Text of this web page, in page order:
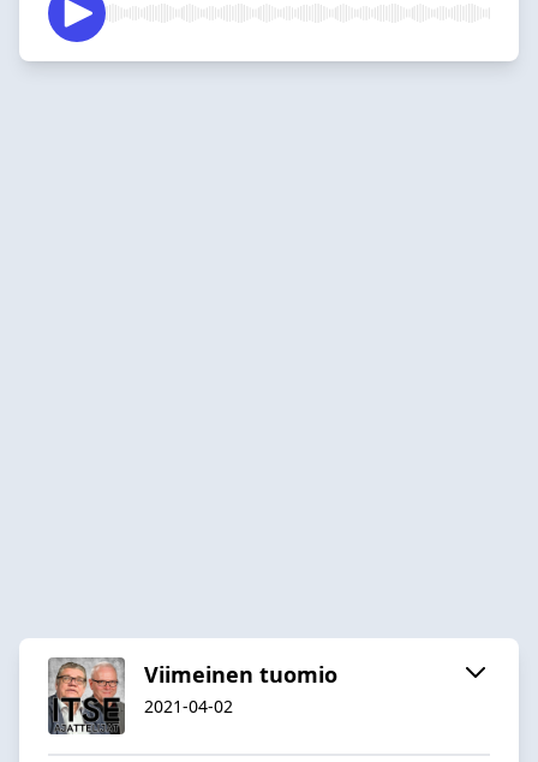
Viimeinen tuomio
2021-04-02